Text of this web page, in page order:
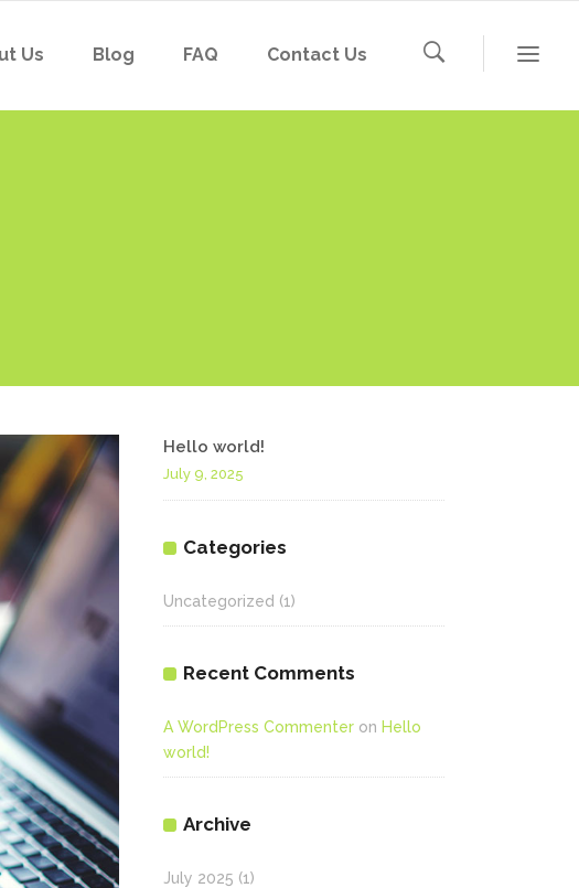
Us Blog FAQ Contact Us
Hello world!
July 9, 2025
Categories
Uncategorized (1)
Recent Comments
A WordPress Commenter on Hello
world!
Archive
July 2025 (1)